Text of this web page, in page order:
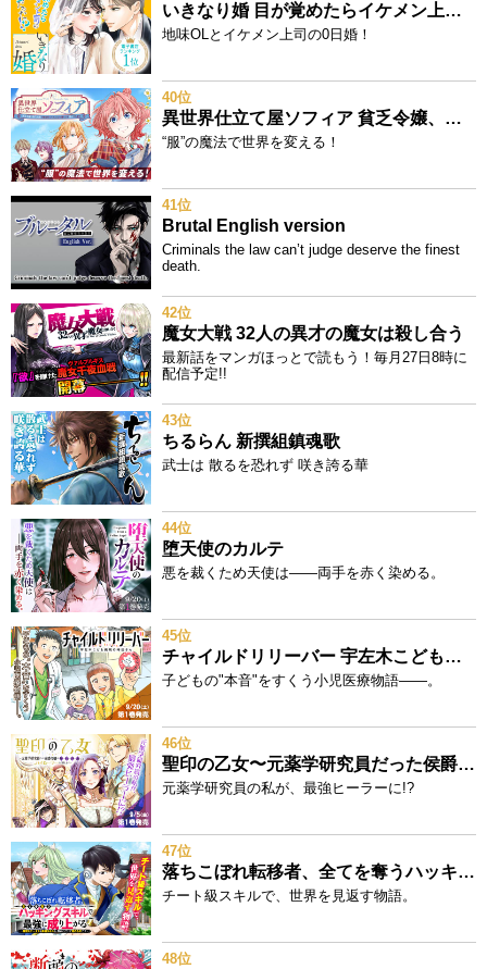
いきなり婚 目が覚めたらイケメン上司の妻だった!?
地味OLとイケメン上司の0日婚！
40位
異世界仕立て屋ソフィア 貧乏令嬢、現代知識で服を作ってみんなの暮らしを豊かにします
“服”の魔法で世界を変える！
41位
Brutal English version
Criminals the law can’t judge deserve the finest
death.
42位
魔女大戦 32人の異才の魔女は殺し合う
最新話をマンガほっとで読もう！毎月27日8時に
配信予定!!
43位
ちるらん 新撰組鎮魂歌
武士は 散るを恐れず 咲き誇る華
44位
堕天使のカルテ
悪を裁くため天使は——両手を赤く染める。
45位
チャイルドリリーバー 宇左木こども病院の時田さん
子どもの"本音"をすくう小児医療物語——。
46位
聖印の乙女〜元薬学研究員だった侯爵令嬢は婚約辞退してハイヒーラーを目指します～
元薬学研究員の私が、最強ヒーラーに!?
47位
落ちこぼれ転移者、全てを奪うハッキングスキルで最強に成り上がる ～最強ステータスも最強スキルも、触れただけで俺のものです～
チート級スキルで、世界を見返す物語。
48位